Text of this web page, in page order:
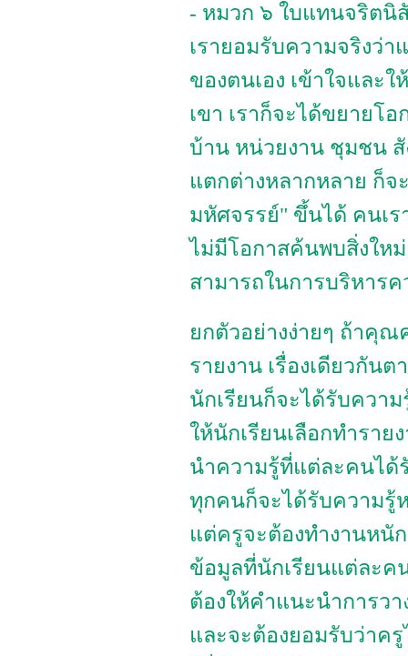
- หมวก ๖ ใบแทนจริตนิ
เรายอมรับความจริงว่
ของตนเอง เข้าใจและ
เขา เราก็จะได้ขยายโ
บ้าน หน่วยงาน ชุมชน สั
แตกต่างหลากหลาย ก็จ
มหัศจรรย์" ขึ้นได้ คนเ
ไม่มีโอกาสค้นพบสิ่งให
สามารถในการบริหาร
ยกตัวอย่างง่ายๆ ถ้าคุณ
รายงาน เรื่องเดียวกัน
นักเรียนก็จะได้รับควา
ให้นักเรียนเลือกทำราย
นำความรู้ที่แต่ละคนได้
ทุกคนก็จะได้รับความรู้
แต่ครูจะต้องทำงานหนั
ข้อมูลที่นักเรียนแต่ละค
ต้องให้คำแนะนำการวา
และจะต้องยอมรับว่าครู